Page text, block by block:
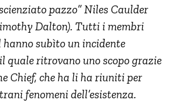
pazzo” Niles Caulder
Dalton). Tutti i membri
subìto un incidente
quale ritrovano uno scopo grazie
Chief, che ha li ha riuniti per
fenomeni dell’esistenza.